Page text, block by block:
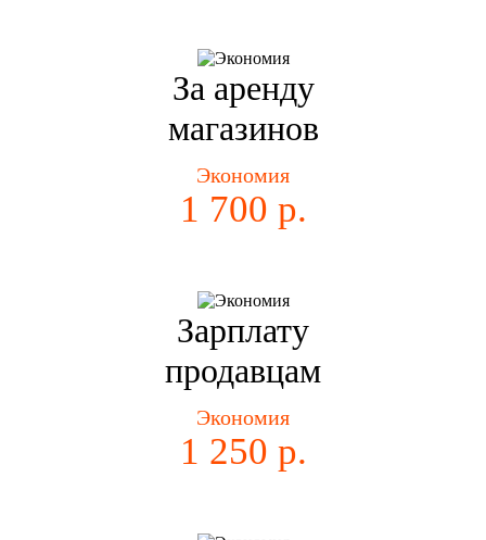
За аренду
магазинов
Экономия
1 700 р.
Зарплату
продавцам
Экономия
1 250 р.